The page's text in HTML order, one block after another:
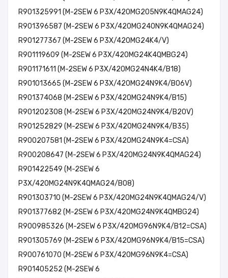
R901325991 (M-2SEW 6 P3X/420MG205N9K4QMAG24)
R901396587 (M-2SEW 6 P3X/420MG240N9K4QMAG24)
R901277367 (M-2SEW 6 P3X/420MG24K4/V)
R901119609 (M-2SEW 6 P3X/420MG24K4QMBG24)
R901171611 (M-2SEW 6 P3X/420MG24N4K4/B18)
R901013665 (M-2SEW 6 P3X/420MG24N9K4/B06V)
R901374068 (M-2SEW 6 P3X/420MG24N9K4/B15)
R901202308 (M-2SEW 6 P3X/420MG24N9K4/B20V)
R901252829 (M-2SEW 6 P3X/420MG24N9K4/B35)
R900207581 (M-2SEW 6 P3X/420MG24N9K4=CSA)
R900208647 (M-2SEW 6 P3X/420MG24N9K4QMAG24)
R901422549 (M-2SEW 6
P3X/420MG24N9K4QMAG24/B08)
R901303710 (M-2SEW 6 P3X/420MG24N9K4QMAG24/V)
R901377682 (M-2SEW 6 P3X/420MG24N9K4QMBG24)
R900985326 (M-2SEW 6 P3X/420MG96N9K4/B12=CSA)
R901305769 (M-2SEW 6 P3X/420MG96N9K4/B15=CSA)
R900761070 (M-2SEW 6 P3X/420MG96N9K4=CSA)
R901405252 (M-2SEW 6